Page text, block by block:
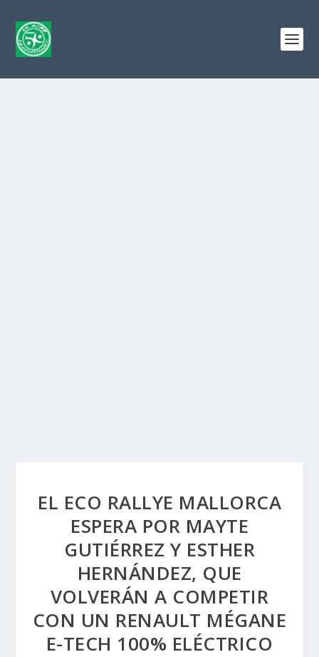
EL ECO RALLYE MALLORCA
ESPERA POR MAYTE
GUTIÉRREZ Y ESTHER
HERNÁNDEZ, QUE
VOLVERÁN A COMPETIR
CON UN RENAULT MÉGANE
E-TECH 100% ELÉCTRICO